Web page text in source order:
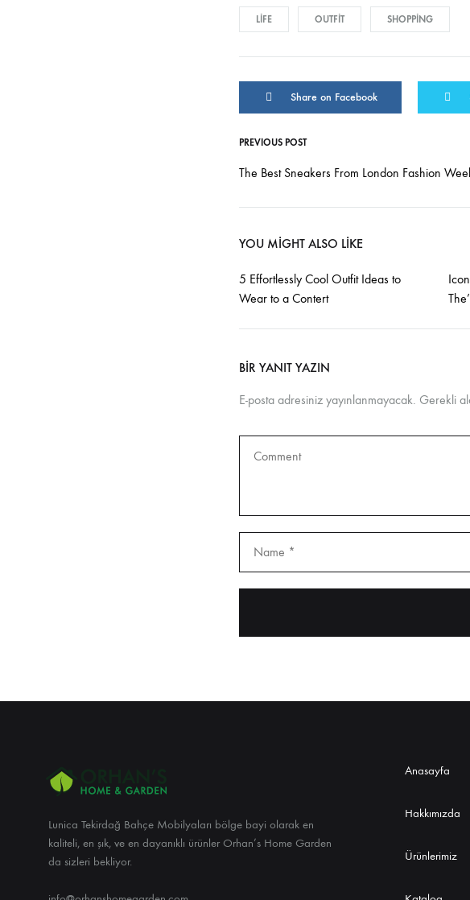
LIFE OUTFIT SHOPPING
Share on Facebook
PREVIOUS POST
The Best Sneakers From London Fashion
YOU MIGHT ALSO LIKE
5 Effortlessly Cool Outfit Ideas to
Wear to a Contert
BIR YANIT YAZIN
E-posta adresiniz yayınlanmayacak. Gerekli
Lunica Tekirdağ Bahçe Mobilyaları bölge bayi olarak en
kaliteli, en şık, ve en dayanıklı ürünler Orhan’s Home Garden
da sizleri bekliyor.
Anasayfa
Hakkımızda
Ürünlerimiz